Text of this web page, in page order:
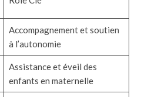
Accompagnement et soutien
à l’autonomie
Assistance et éveil des
enfants en maternelle